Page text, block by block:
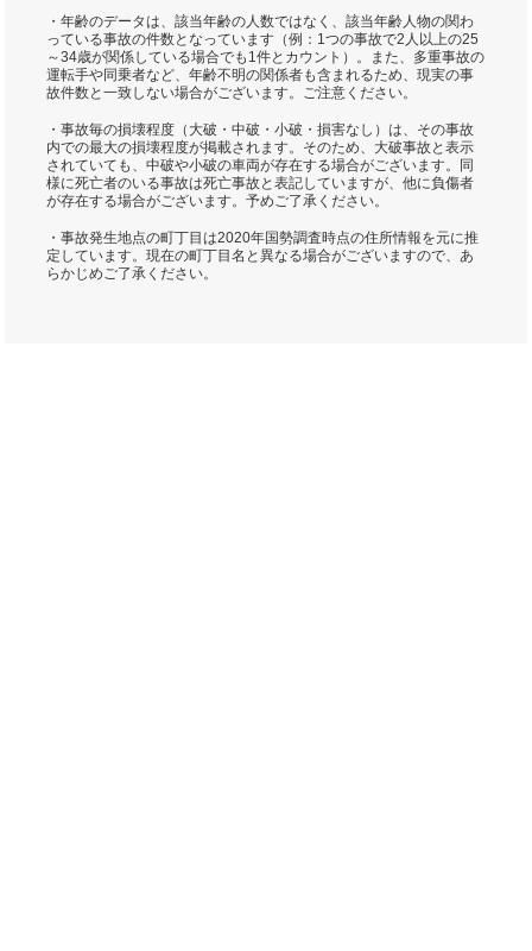
・年齢のデータは、該当年齢の人数ではなく、該当年齢人物の関わ
っている事故の件数となっています（例：1つの事故で2人以上の25
～34歳が関係している場合でも1件とカウント）。また、多重事故の
運転手や同乗者など、年齢不明の関係者も含まれるため、現実の事
故件数と一致しない場合がございます。ご注意ください。
・事故毎の損壊程度（大破・中破・小破・損害なし）は、その事故
内での最大の損壊程度が掲載されます。そのため、大破事故と表示
されていても、中破や小破の車両が存在する場合がございます。同
様に死亡者のいる事故は死亡事故と表記していますが、他に負傷者
が存在する場合がございます。予めご了承ください。
・事故発生地点の町丁目は2020年国勢調査時点の住所情報を元に推
定しています。現在の町丁目名と異なる場合がございますので、あ
らかじめご了承ください。